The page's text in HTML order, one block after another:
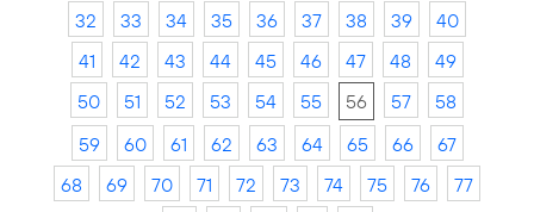
32
33 34 35 36 37 38 39
40
41
42 43 44 45 46 47 48
49
50
51 52 53 54 55 56 57
58
59
60 61 62 63 64 65 66
67
68
69 70 71 72 73 74 75 76
77